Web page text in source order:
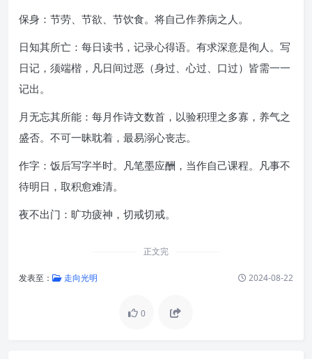
保身：节劳、节欲、节饮食。将自己作养病之人。
日知其所亡：每日读书，记录心得语。有求深意是徇人。写
日记，须端楷，凡日间过恶（身过、心过、口过）皆需一一
记出。
月无忘其所能：每月作诗文数首，以验积理之多寡，养气之
盛否。不可一昧耽着，最易溺心丧志。
作字：饭后写字半时。凡笔墨应酬，当作自己课程。凡事不
待明日，取积愈难清。
夜不出门：旷功疲神，切戒切戒。
正文完
发表至： 走向光明 2024-08-22
0